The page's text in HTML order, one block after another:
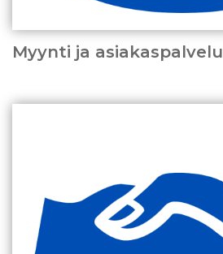
Myynti ja asiakaspalvelu